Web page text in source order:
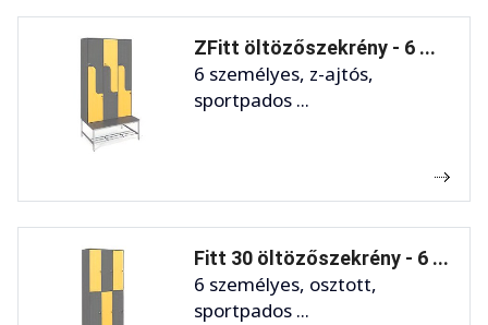
ZFitt öltözőszekrény - 6 ...
6 személyes, z-ajtós,
sportpados ...
Fitt 30 öltözőszekrény - 6 ...
6 személyes, osztott,
sportpados ...